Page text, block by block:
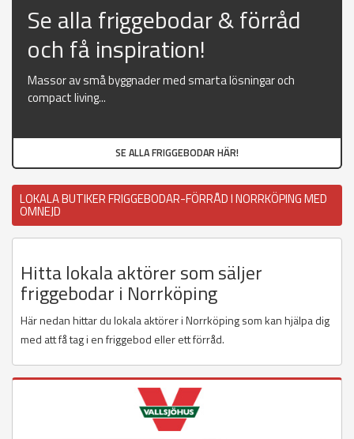
Se alla friggebodar & förråd
och få inspiration!
Massor av små byggnader med smarta lösningar och
compact living...
SE ALLA FRIGGEBODAR HÄR!
LOKALA BUTIKER FRIGGEBODAR-FÖRRÅD I NORRKÖPING MED
OMNEJD
Hitta lokala aktörer som säljer
friggebodar i Norrköping
Här nedan hittar du lokala aktörer i Norrköping som kan hjälpa dig
med att få tag i en friggebod eller ett förråd.